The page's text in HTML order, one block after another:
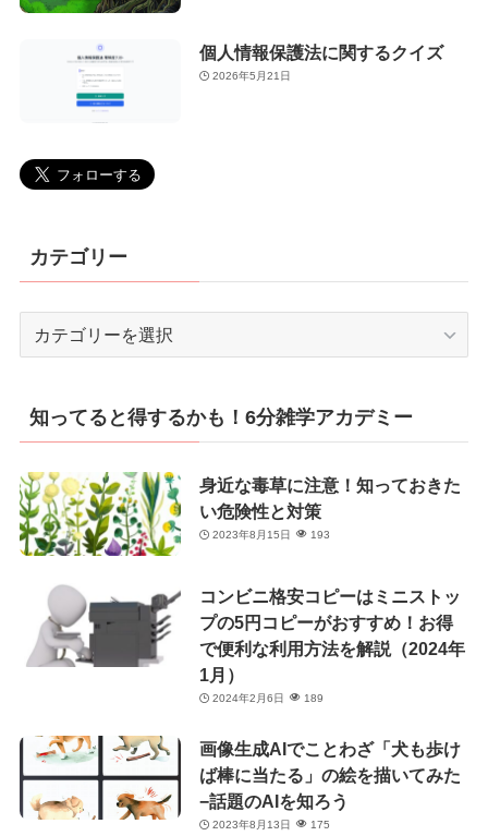
個人情報保護法に関するクイズ
2026年5月21日
カテゴリー
リ
ー
知ってると得するかも！6分雑学アカデミー
身近な毒草に注意！知っておきた
い危険性と対策
2023年8月15日 193
コンビニ格安コピーはミニストッ
プの5円コピーがおすすめ！お得
で便利な利用方法を解説（2024年
1月）
2024年2月6日 189
画像生成AIでことわざ「犬も歩け
ば棒に当たる」の絵を描いてみた
−話題のAIを知ろう
2023年8月13日 175